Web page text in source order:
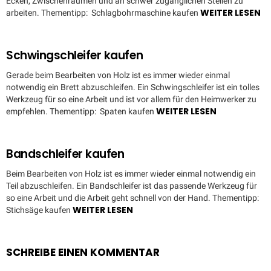
arbeiten. Thementipp: Schlagbohrmaschine kaufen WEITER LESEN
Schwingschleifer kaufen
Gerade beim Bearbeiten von Holz ist es immer wieder einmal
notwendig ein Brett abzuschleifen. Ein Schwingschleifer ist ein tolles
Werkzeug für so eine Arbeit und ist vor allem für den Heimwerker zu
empfehlen. Thementipp: Spaten kaufen WEITER LESEN
Bandschleifer kaufen
Beim Bearbeiten von Holz ist es immer wieder einmal notwendig ein
Teil abzuschleifen. Ein Bandschleifer ist das passende Werkzeug für
so eine Arbeit und die Arbeit geht schnell von der Hand. Thementipp:
Stichsäge kaufen WEITER LESEN
SCHREIBE EINEN KOMMENTAR